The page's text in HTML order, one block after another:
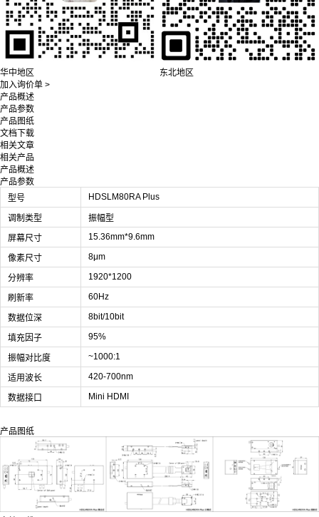
华中地区
东北地区
加入询价单 >
产品概述
产品参数
产品图纸
文档下载
相关文章
相关产品
产品概述
产品参数
型号
HDSLM80RA Plus
调制类型
振幅型
屏幕尺寸
15.36mm*9.6mm
像素尺寸 8μm
分辨率 1920*1200
刷新率 60Hz
数据位深 8bit/10bit
填充因子 95%
振幅对比度 ~1000:1
适用波长 420-700nm
数据接口 Mini HDMI
产品图纸